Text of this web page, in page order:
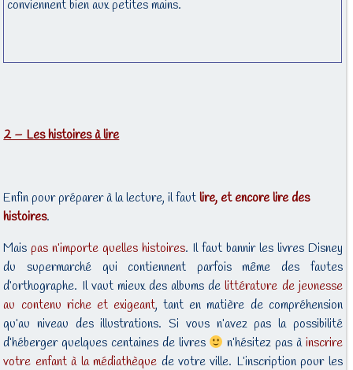
conviennent bien aux petites mains.
2 – Les histoires à lire
Enfin pour préparer à la lecture, il fautlire, et encore lire des
histoires.
Maispas n’importe quelles histoires. Il faut bannir les livres Disney
du supermarché qui contiennent parfois même des fautes
d’orthographe. Il vaut mieux des albums delittérature de jeunesse
au contenu riche et exigeant, tant en matière de compréhension
qu’au niveau des illustrations. Si vous n’avez pas la possibilité
d’héberger quelques centaines de livres
n’hésitez pas àinscrire
votre enfant à la médiathèque de votre ville. L’inscription pour les